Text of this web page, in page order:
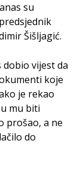
su
Šišljagić.
dobio vijest da
koje
je rekao
mu biti
prošao, a ne
do